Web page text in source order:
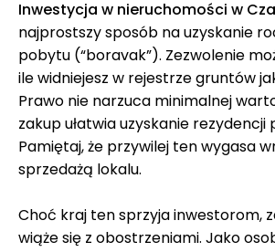
Inwestycja w nieruchomości w
najprostszy sposób na uzyskanie
pobytu (“boravak”). Zezwolenie
ile widniejesz w rejestrze gruntów
Prawo nie narzuca minimalnej
zakup ułatwia uzyskanie rezydencji
Pamiętaj, że przywilej ten wygasa
sprzedażą lokalu.
Choć kraj ten sprzyja inwestorom,
wiąże się z obostrzeniami. Jako